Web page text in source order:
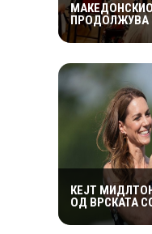
ПРОДОЛЖУВА
КУЛТУРНИ
ИНТЕРЕС ЗА
КЕЈТ
ОД ВРСКАТА
ВИЛИЈАМ